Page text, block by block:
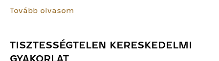
Tovább olvasom
TISZTESSÉGTELEN KERESKEDELMI
GYAKORLAT